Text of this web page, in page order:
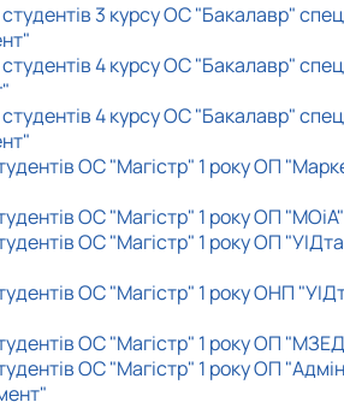
3 курсу ОС "Бакалавр"
4 курсу ОС "Бакалавр"
4 курсу ОС "Бакалавр"
ОС "Магістр" 1 року ОП
ОС "Магістр" 1 року ОП "МОіА"
ОС "Магістр" 1 року ОП "УІДта
ОС "Магістр" 1 року ОНП
ОС "Магістр" 1 року ОП
ОС "Магістр" 1 року ОП